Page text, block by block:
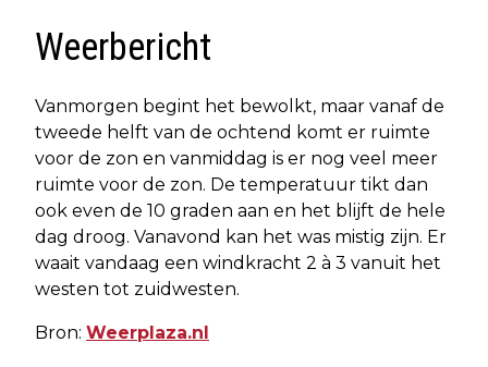
Weerbericht
Vanmorgen begint het bewolkt, maar vanaf de
tweede helft van de ochtend komt er ruimte
voor de zon en vanmiddag is er nog veel meer
ruimte voor de zon. De temperatuur tikt dan
ook even de 10 graden aan en het blijft de hele
dag droog. Vanavond kan het was mistig zijn. Er
waait vandaag een windkracht 2 à 3 vanuit het
westen tot zuidwesten.
Bron: Weerplaza.nl